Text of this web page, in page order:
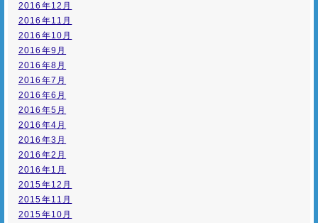
2016年12月
2016年11月
2016年10月
2016年9月
2016年8月
2016年7月
2016年6月
2016年5月
2016年4月
2016年3月
2016年2月
2016年1月
2015年12月
2015年11月
2015年10月